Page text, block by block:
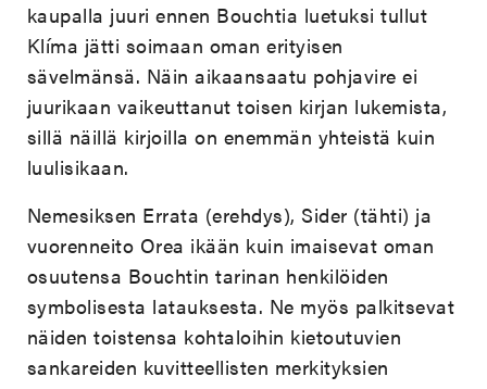
kaupalla juuri ennen Bouchtia luetuksi tullut
Klíma jätti soimaan oman erityisen
sävelmänsä. Näin aikaansaatu pohjavire ei
juurikaan vaikeuttanut toisen kirjan lukemista,
sillä näillä kirjoilla on enemmän yhteistä kuin
luulisikaan.
Nemesiksen Errata (erehdys), Sider (tähti) ja
vuorenneito Orea ikään kuin imaisevat oman
osuutensa Bouchtin tarinan henkilöiden
symbolisesta latauksesta. Ne myös palkitsevat
näiden toistensa kohtaloihin kietoutuvien
sankareiden kuvitteellisten merkityksien